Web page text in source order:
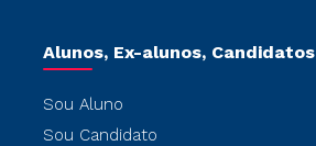
Alunos, Ex-alunos, Candidatos
Sou Aluno
Sou Candidato